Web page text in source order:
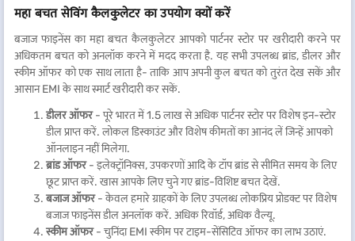
महा बचत सेविंग कैलकुलेटर का उपयोग क्यों करें
बजाज फाइनेंस का महा बचत कैलकुलेटर आपको पार्टनर स्टोर पर खरीदारी करने पर
अधिकतम बचत को अनलॉक करने में मदद करता है. यह सभी उपलब्ध ब्रांड, डीलर और
स्कीम ऑफर को एक साथ लाता है- ताकि आप अपनी कुल बचत को तुरंत देख सकें और
आसान EMI के साथ स्मार्ट खरीदारी कर सकें.
डीलर ऑफर- पूरे भारत में 1.5 लाख से अधिक पार्टनर स्टोर पर विशेष इन-स्टोर
डील प्राप्त करें. लोकल डिस्काउंट और विशेष कीमतों का आनंद लें जिन्हें आपको
ऑनलाइन नहीं मिलेगा.
ब्रांड ऑफर- इलेक्ट्रॉनिक्स, उपकरणों आदि के टॉप ब्रांड से सीमित समय के लिए
छूट प्राप्त करें. खास आपके लिए चुने गए ब्रांड-विशिष्ट बचत देखें.
बजाज ऑफर- केवल हमारे ग्राहकों के लिए उपलब्ध लोकप्रिय प्रोडक्ट पर विशेष
बजाज फाइनेंस डील अनलॉक करें. अधिक रिवॉर्ड, अधिक वैल्यू.
स्कीम ऑफर- चुनिंदा EMI स्कीम पर टाइम-सेंसिटिव ऑफर का लाभ उठाएं.